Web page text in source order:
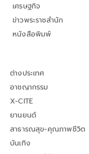
เศรษฐกิจ
ข่าวพระราชสำนัก
หนังสือพิมพ์
ต่างประเทศ
อาชญากรรม
X-CITE
ยานยนต์
สาธารณสุข-คุณภาพชีวิต
บันเทิง